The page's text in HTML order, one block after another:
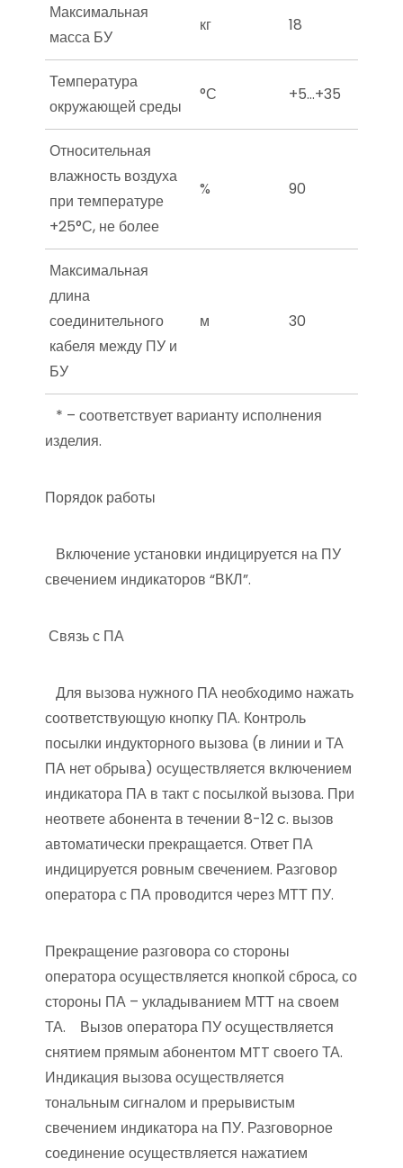
Максимальная
масса БУ
кг 18
Температура
окружающей среды
°С +5…+35
Относительная
влажность воздуха
при температуре
+25°С, не более
% 90
Максимальная
длина
соединительного
кабеля между ПУ и
БУ
м 30
* – соответствует варианту исполнения
изделия.
Порядок работы
Включение установки индицируется на ПУ
свечением индикаторов “ВКЛ”.
Связь с ПА
Для вызова нужного ПА необходимо нажать
соответствующую кнопку ПА. Контроль
посылки индукторного вызова (в линии и ТА
ПА нет обрыва) осуществляется включением
индикатора ПА в такт с посылкой вызова. При
неответе абонента в течении 8-12 c. вызов
автоматически прекращается. Ответ ПА
индицируется ровным свечением. Разговор
оператора с ПА проводится через МТТ ПУ.
Прекращение разговора со стороны
оператора осуществляется кнопкой сброса, со
стороны ПА – укладыванием МТТ на своем
ТА. Вызов оператора ПУ осуществляется
снятием прямым абонентом MTT своего ТА.
Индикация вызова осуществляется
тональным сигналом и прерывистым
свечением индикатора на ПУ. Разговорное
соединение осуществляется нажатием